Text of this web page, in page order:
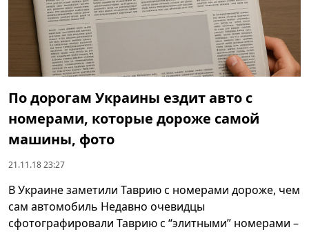
По дорогам Украины ездит авто с
номерами, которые дороже самой
машины, фото
21.11.18 23:27
В Украине заметили Таврию с номерами дороже, чем
сам автомобиль Недавно очевидцы
сфотографировали Таврию с “элитными” номерами –